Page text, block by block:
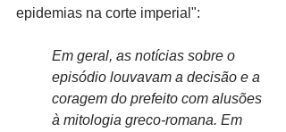
epidemias na corte imperial":
Em geral, as notícias sobre o
episódio louvavam a decisão e a
coragem do prefeito com alusões
à mitologia greco-romana. Em